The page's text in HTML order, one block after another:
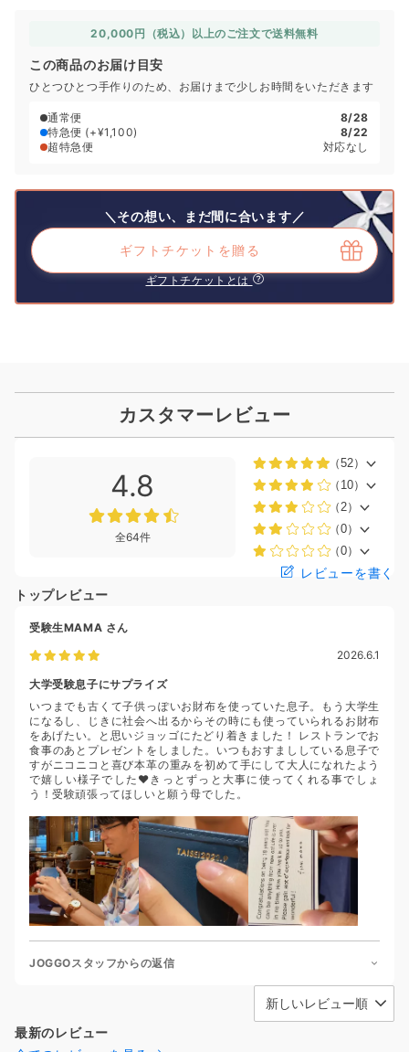
20,000円（税込）以上のご注文で送料無料
この商品のお届け目安
ひとつひとつ手作りのため、お届けまで少しお時間をいただきます
通常便
8/28
特急便 (+¥1,100)
8/22
超特急便
対応なし
＼その想い、まだ間に合います／
ギフトチケットを贈る
ギフトチケットとは
カスタマーレビュー
4.8
全64件
（52）
（10）
（2）
（0）
（0）
レビューを書く
トップレビュー
受験生MAMA さん
2026.6.1
大学受験息子にサプライズ
いつまでも古くて子供っぽいお財布を使っていた息子。もう大学生
になるし、じきに社会へ出るからその時にも使っていられるお財布
をあげたい。と思いジョッゴにたどり着きました！ レストランでお
食事のあとプレゼントをしました。いつもおすまししている息子で
すがニコニコと喜び本革の重みを初めて手にして大人になれたよう
で嬉しい様子でした❤︎きっとずっと大事に使ってくれる事でしょ
う！受験頑張ってほしいと願う母でした。
JOGGOスタッフからの返信
最新のレビュー